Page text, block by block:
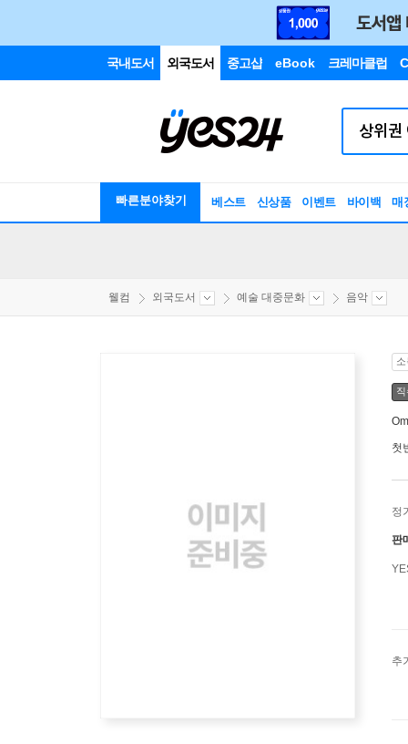
국내도서 외국도서 중고샵 eBook 크레마클럽
빠른분야찾기 베스트 신상품 이벤트 바이백 매
웰컴 외국도서 예술 대중문화 음악
첫
정
판
추